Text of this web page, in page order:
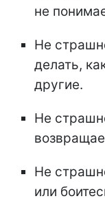
не
Не
делать,
другие.
Не
Не
или